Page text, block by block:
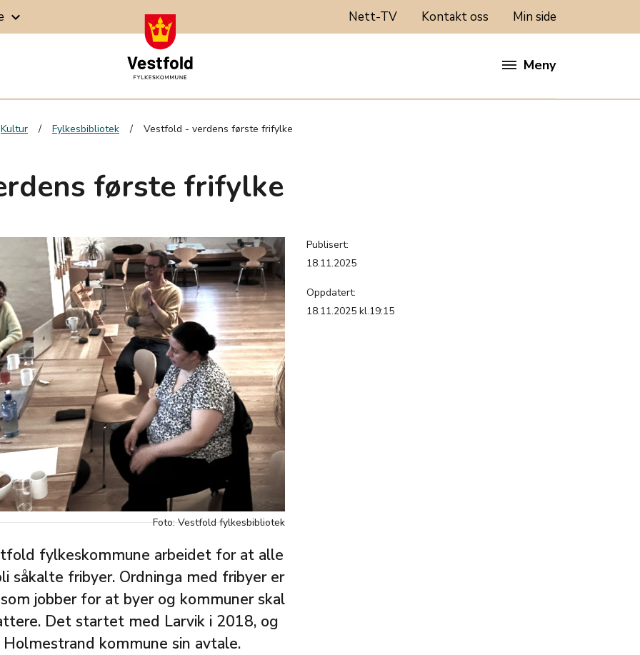
keyboard_arrow_down Nett-TV Kontakt oss Min side
Meny
Kultur Fylkesbibliotek Vestfold - verdens første frifylke
første frifylke
Foto: Vestfold fylkesbibliotek
Publisert:
18.11.2025
Oppdatert:
18.11.2025 kl.19:15
fylkeskommune arbeidet for at alle
såkalte fribyer. Ordninga med fribyer er
jobber for at byer og kommuner skal
Det startet med Larvik i 2018, og
kommune sin avtale.